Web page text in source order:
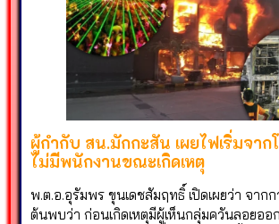
ผู้กำกับ สน.มักกะสัน เผยไฟเริ่มจาก
ไม่มีพนักงานขณะเกิดเหตุ
พ.ต.อ.อุรัมพร ขุนเดชสัมฤทธิ์ เปิดเผยว่า จาก
ต้นพบว่า ก่อนเกิดเหตุมีผู้เห็นกลุ่มควันลอยออ